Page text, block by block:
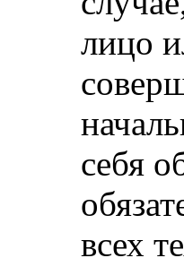
лицо
себя
всех